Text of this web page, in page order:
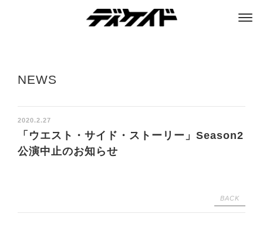
NEWS
2020.2.27
「ウエスト・サイド・ストーリー」Season2
公演中止のお知らせ
BACK